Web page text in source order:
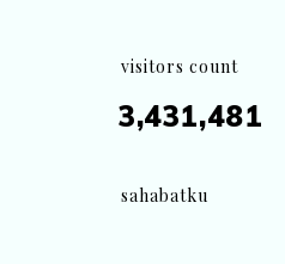
visitors count
3,431,481
sahabatku